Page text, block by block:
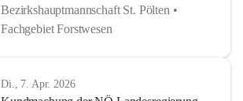
Bezirkshauptmannschaft St. Pölten •
Fachgebiet Forstwesen
Di., 7. Apr. 2026